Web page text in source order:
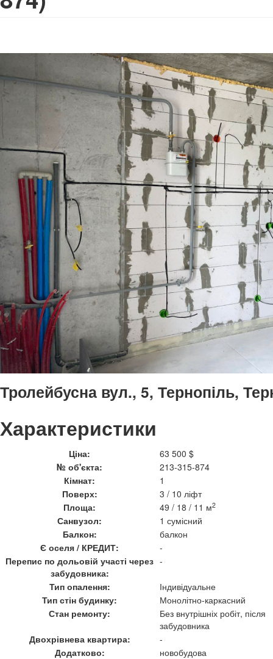
Тролейбусна вул., 5, Тернопіль,
Характеристики
Ціна:
63 500 $
№ об'єкта:
213-315-874
Кімнат:
1
Поверх:
3 / 10 ліфт
Площа:
49 / 18 / 11 м2
Санвузол:
1 сумісний
Балкон:
балкон
Є оселя / КРЕДИТ:
-
Перепис по дольовій участі через
забудовника:
-
Тип опалення:
Індивідуальне
Тип стін будинку:
Монолітно-каркасний
Стан ремонту:
Без внутрішніх робіт, після
забудовника
Двохрівнева квартира:
-
Додатково:
новобудова